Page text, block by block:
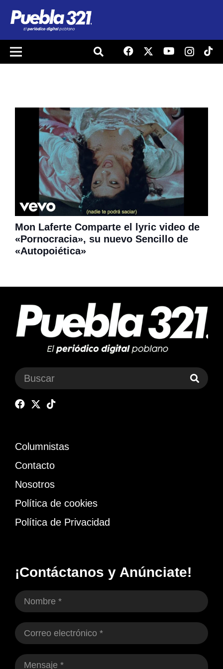
Mon Laferte Comparte el lyric video de
«Pornocracia», su nuevo Sencillo de
«Autopoiética»
Columnistas
Contacto
Nosotros
Política de cookies
Política de Privacidad
¡Contáctanos y Anúnciate!